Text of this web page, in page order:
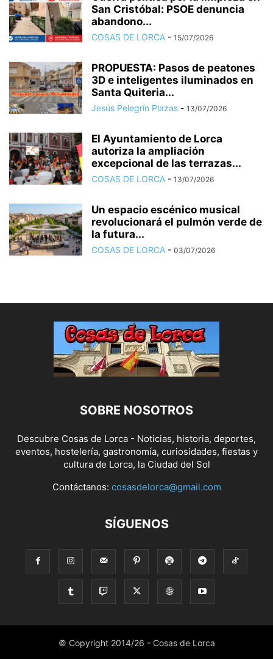
San Cristóbal: PSOE denuncia
abandono...
COSAS DE LORCA - 15/07/2026
PROPUESTA: Pasos de peatones
3D e inteligentes iluminados en
Santa Quiteria...
Jesús Pelegrín Plazas - 13/07/2026
El Ayuntamiento de Lorca
autoriza la ampliación
excepcional de las terrazas...
COSAS DE LORCA - 13/07/2026
Un espacio escénico musical
revolucionará el pulmón verde de
la futura...
COSAS DE LORCA - 03/07/2026
SOBRE NOSOTROS
Descubre Cosas de Lorca - Noticias, historia, deportes,
eventos, hostelería, gastronomía, curiosidades, fiestas y
cultura de Lorca, la Ciudad del Sol
Contáctanos: cosasdelorca@gmail.com
SÍGUENOS
© Copyright 2014/26 - Cosas de Lorca